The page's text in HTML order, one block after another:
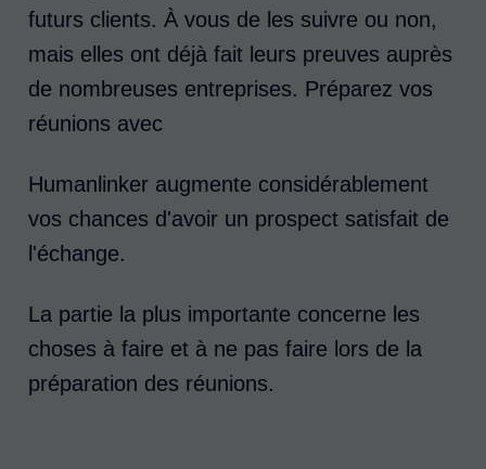
futurs clients. À vous de les suivre ou non,
mais elles ont déjà fait leurs preuves auprès
de nombreuses entreprises. Préparez vos
réunions avec
Humanlinker augmente considérablement
vos chances d'avoir un prospect satisfait de
l'échange.
La partie la plus importante concerne les
choses à faire et à ne pas faire lors de la
préparation des réunions.